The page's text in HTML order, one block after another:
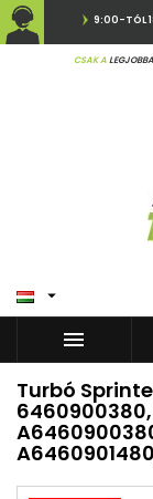
9:00-TÓL
CSAK A


Turbó